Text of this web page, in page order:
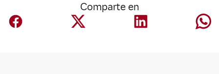
Comparte en